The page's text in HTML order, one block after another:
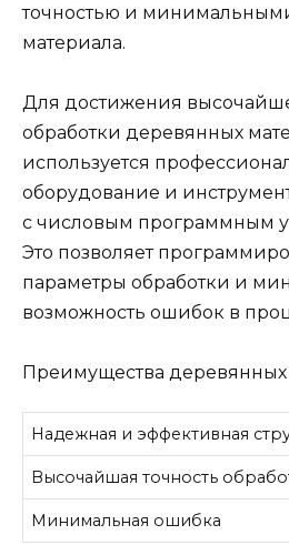
точностью и
материала.
Для достижения
обработки деревянных
используется
оборудование и
с числовым программным
Это позволяет
параметры обработки и
возможность ошибок в
Преимущества деревянных
Надежная и эффективная
Высочайшая точность
Минимальная ошибка